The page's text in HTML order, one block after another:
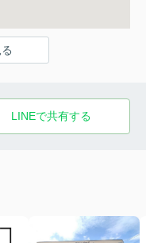
LINEで共有する